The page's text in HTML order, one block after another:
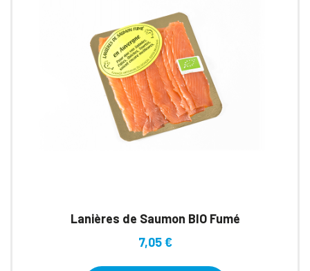
Lanières de Saumon BIO Fumé
7,05€